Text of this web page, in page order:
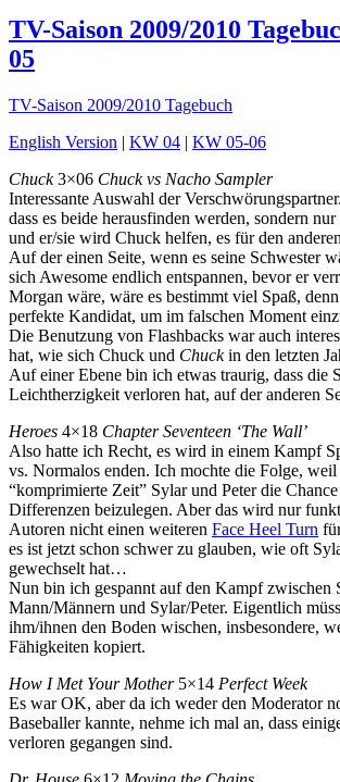
TV-Saison 2009/2010
05
TV-Saison 2009/2010 Tagebuch
English Version | KW 04 | KW 05-06
Chuck3×06 Chuck vs Nacho Sampler
Interessante Auswahl der
dass es beide herausfinden werden, sondern
und er/sie wird Chuck helfen, es für den
Auf der einen Seite, wenn es seine Schwester
sich Awesome endlich entspannen, bevor er
Morgan wäre, wäre es bestimmt viel Spaß,
perfekte Kandidat, um im falschen Moment
Die Benutzung von Flashbacks war auch
hat, wie sich Chuck und Chuckin den letzten
Auf einer Ebene bin ich etwas traurig, dass die
Leichtherzigkeit verloren hat, auf der anderen
Heroes 4×18 Chapter Seventeen ‘The Wall’
Also hatte ich Recht, es wird in einem Kampf
vs. Normalos enden. Ich mochte die Folge, weil
“komprimierte Zeit” Sylar und Peter die
Differenzen beizulegen. Aber das wird nur
Autoren nicht einen weiteren Face Heel Turn
es ist jetzt schon schwer zu glauben, wie oft
gewechselt hat…
Nun bin ich gespannt auf den Kampf zwischen
Mann/Männern und Sylar/Peter. Eigentlich
ihm/ihnen den Boden wischen, insbesondere,
Fähigkeiten kopiert.
How I Met Your Mother5×14 Perfect Week
Es war OK, aber da ich weder den Moderator
Baseballer kannte, nehme ich mal an, dass
verloren gegangen sind.